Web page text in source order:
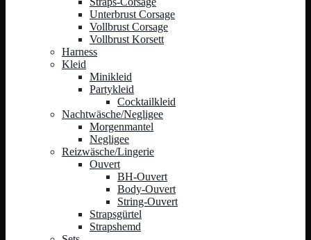
Unterbrust Corsage
Vollbrust Corsage
Vollbrust Korsett
Harness
Kleid
Minikleid
Partykleid
Cocktailkleid
Nachtwäsche/Negligee
Morgenmantel
Negligee
Reizwäsche/Lingerie
Ouvert
BH-Ouvert
Body-Ouvert
String-Ouvert
Strapsgürtel
Strapshemd